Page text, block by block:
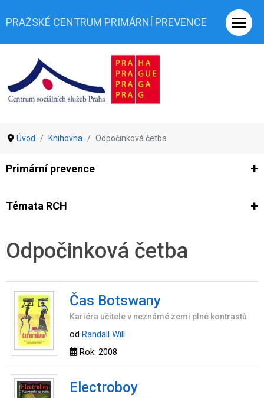
PRAŽSKÉ CENTRUM PRIMÁRNÍ PREVENCE
Úvod Knihovna Odpočinková četba
Primární prevence
Ze světa prevence
Témata RCH
Co je rizikové chování (RCH) Agrese a šikana
Odpočinková četba
Čas Botswany
Kariéra učitele v neznámé zemi plné kontrastů
od Randall Will
Rok: 2008
Electroboy